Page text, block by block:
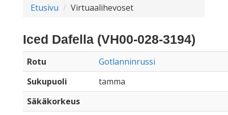
Etusivu Virtuaalihevoset
Iced Dafella (VH00-028-3194)
Rotu
Gotlanninrussi
Sukupuoli
tamma
Säkäkorkeus